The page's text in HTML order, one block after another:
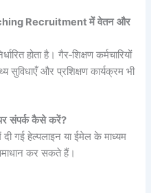
Recruitmentमें वेतन और
होता है। गैर‑शिक्षण कर्मचारियों
सुविधाएँ और प्रशिक्षण कार्यक्रम भी
संपर्क कैसे करें?
गई हेल्पलाइन या ईमेल के माध्यम
कर सकते हैं।